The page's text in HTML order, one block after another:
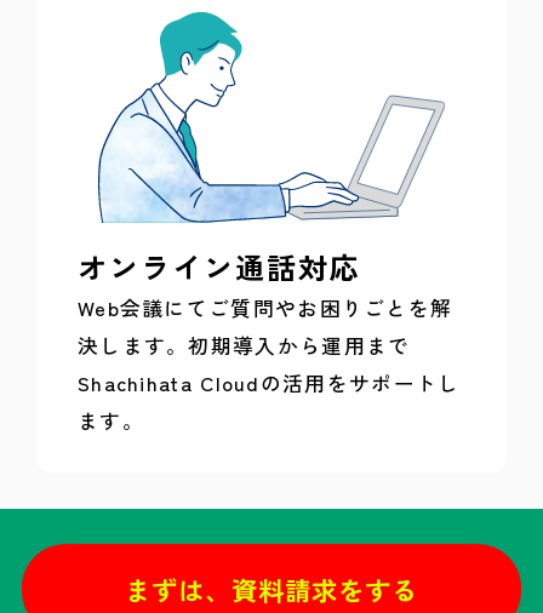
オンライン通話対応
Web会議にてご質問やお困りごとを解
決します。初期導入から運用まで
Shachihata Cloudの活用をサポートし
ます。
まずは、資料請求をする